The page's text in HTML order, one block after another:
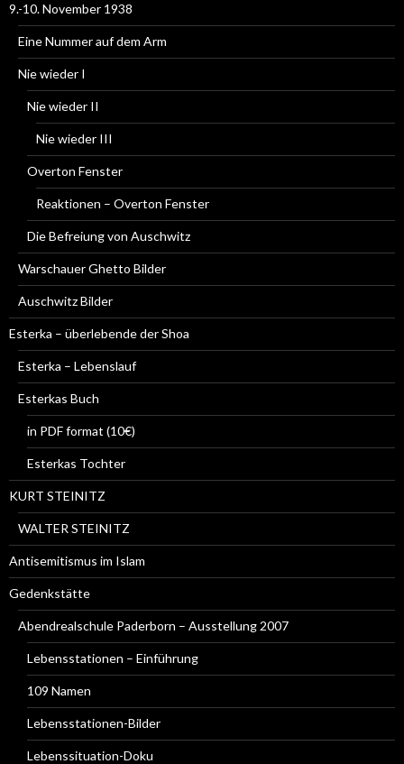
9.-10. November 1938
Eine Nummer auf dem Arm
Nie wieder I
Nie wieder II
Nie wieder III
Overton Fenster
Reaktionen – Overton Fenster
Die Befreiung von Auschwitz
Warschauer Ghetto Bilder
Auschwitz Bilder
Esterka – überlebende der Shoa
Esterka – Lebenslauf
Esterkas Buch
in PDF format (10€)
Esterkas Tochter
KURT STEINITZ
WALTER STEINITZ
Antisemitismus im Islam
Gedenkstätte
Abendrealschule Paderborn – Ausstellung 2007
Lebensstationen – Einführung
109 Namen
Lebensstationen-Bilder
Lebenssituation-Doku